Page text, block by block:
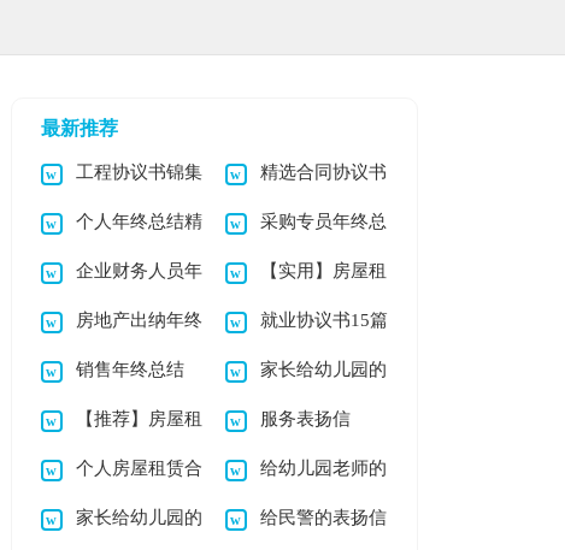
最新推荐
工程协议书锦集
9篇
精选合同协议书
集锦五篇
个人年终总结精
选15篇
采购专员年终总
结
企业财务人员年
终总结
【实用】房屋租
赁合同模板集合9篇
房地产出纳年终
总结
就业协议书15篇
销售年终总结
(合集15篇)
家长给幼儿园的
表扬信范文集锦5篇
【推荐】房屋租
赁合同模板汇编五篇
服务表扬信
个人房屋租赁合
同范本15篇
给幼儿园老师的
表扬信范文合集七篇
家长给幼儿园的 给民警的表扬信